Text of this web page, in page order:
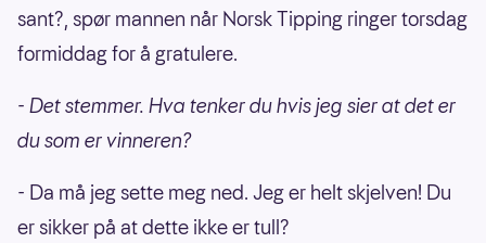
sant?, spør mannen når Norsk Tipping ringer torsdag
formiddag for å gratulere.
- Det stemmer. Hva tenker du hvis jeg sier at det er
du som er vinneren?
- Da må jeg sette meg ned. Jeg er helt skjelven! Du
er sikker på at dette ikke er tull?